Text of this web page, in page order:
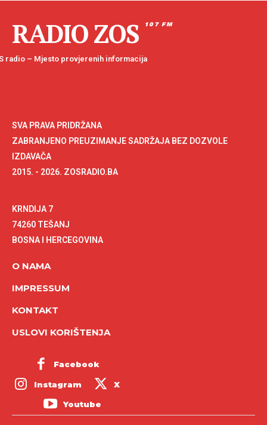
RADIO ZOS 107 FM
radio – Mjesto provjerenih informacija
SVA PRAVA PRIDRŽANA
ZABRANJENO PREUZIMANJE SADRŽAJA BEZ DOZVOLE
IZDAVAČA
2015. - 2026. ZOSRADIO.BA
KRNDIJA 7
74260 TEŠANJ
BOSNA I HERCEGOVINA
O NAMA
IMPRESSUM
KONTAKT
USLOVI KORIŠTENJA
Facebook
Instagram X
Youtube